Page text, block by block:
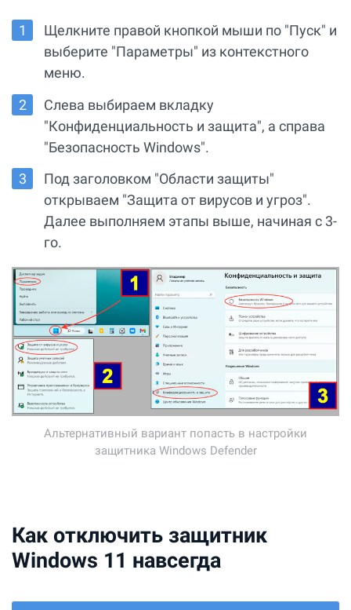
Щелкните правой кнопкой мыши по "Пуск" и
выберите "Параметры" из контекстного
меню.
Слева выбираем вкладку
"Конфиденциальность и защита", а справа
"Безопасность Windows".
Под заголовком "Области защиты"
открываем "Защита от вирусов и угроз".
Далее выполняем этапы выше, начиная с 3-
го.
Альтернативный вариант попасть в настройки
защитника Windows Defender
Как отключить защитник
Windows 11 навсегда